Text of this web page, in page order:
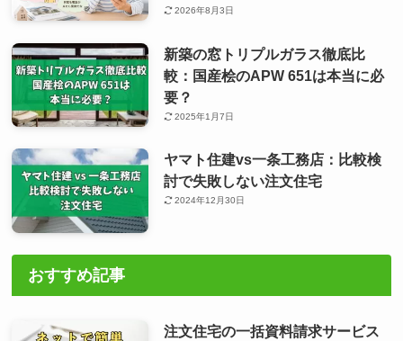
2026年8月3日
新築の窓トリプルガラス徹底比
較：国産桧のAPW 651は本当に必
要？
2025年1月7日
ヤマト住建vs一条工務店：比較検
討で失敗しない注文住宅
2024年12月30日
おすすめ記事
注文住宅の一括資料請求サービス